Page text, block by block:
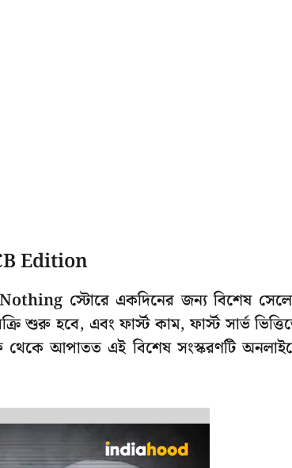
Edition
স্টোরে একদিনের জন্য বিশেষ
শুরু হবে, এবং ফার্স্ট কাম, ফার্স্ট সার্ভ
থেকে আপাতত এই বিশেষ সংস্করণটি